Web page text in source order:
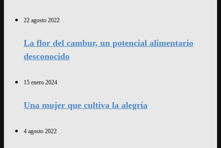
22 agosto 2022
La flor del cambur, un potencial alimentario
desconocido
15 enero 2024
Una mujer que cultiva la alegría
4 agosto 2022